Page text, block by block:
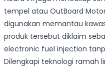
tempel atau OutBoard
digunakan memantau
produk tersebut diklaim
electronic fuel injection
Dilengkapi teknologi ramah